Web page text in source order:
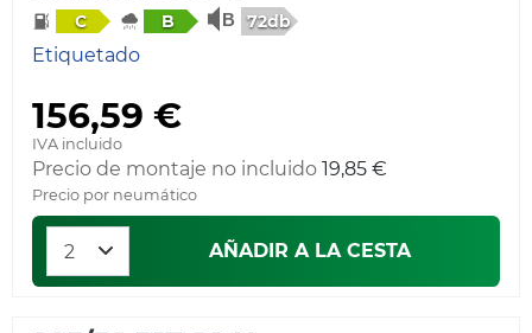
C B 72db
Etiquetado
156,59 €
IVA incluido
Precio de montaje no incluido 19,85 €
Precio por neumático
AÑADIR A LA CESTA